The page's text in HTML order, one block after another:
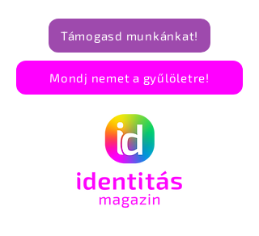
Támogasd munkánkat!
Mondj nemet a gyűlöletre!